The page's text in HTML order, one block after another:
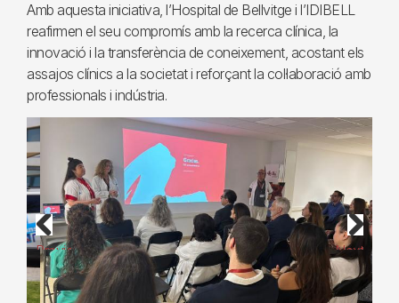
Amb aquesta iniciativa, l’Hospital de Bellvitge i l’IDIBELL
reafirmen el seu compromís amb la recerca clínica, la
innovació i la transferència de coneixement, acostant els
assajos clínics a la societat i reforçant la col·laboració amb
professionals i indústria.
Previous Next